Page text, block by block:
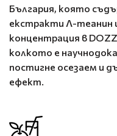
България, която
екстракти Л-теанин
концентрация в
колкото е
постигне осезаем и
ефект.